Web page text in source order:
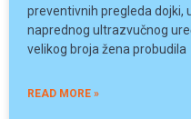
preventivnih pregleda dojki,
naprednog ultrazvučnog
velikog broja žena probudila
READ MORE »